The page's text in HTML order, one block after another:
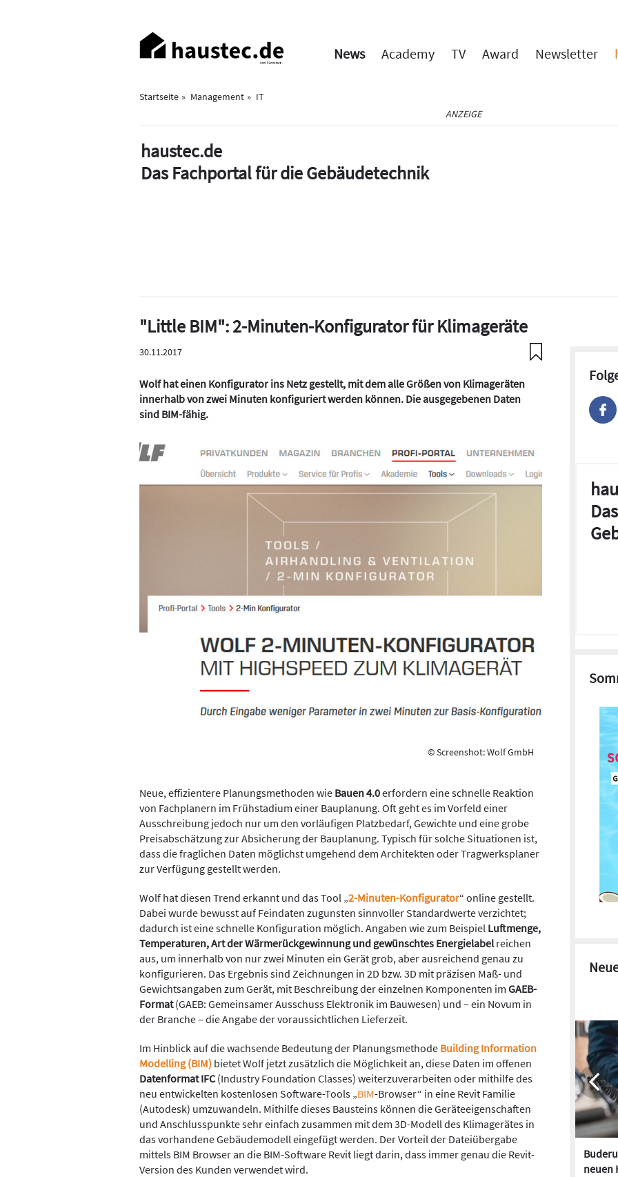
Haupt-
Navigation
News Academy TV Award Newsletter
Startseite Management
IT
ANZEIGE
haustec.de
Das Fachportal für die Gebäudetechnik
"Little BIM": 2-Minuten-Konfigurator für Klimageräte
30.11.2017
Wolf hat einen Konfigurator ins Netz gestellt, mit dem alle Größen von Klimageräten
innerhalb von zwei Minuten konfiguriert werden können. Die ausgegebenen Daten
sind BIM-fähig.
© Screenshot: Wolf GmbH
Neue, effizientere Planungsmethoden wie Bauen 4.0erfordern eine schnelle Reaktion
von Fachplanern im Frühstadium einer Bauplanung. Oft geht es im Vorfeld einer
Ausschreibung jedoch nur um den vorläufigen Platzbedarf, Gewichte und eine grobe
Preisabschätzung zur Absicherung der Bauplanung. Typisch für solche Situationen ist,
dass die fraglichen Daten möglichst umgehend dem Architekten oder Tragwerksplaner
zur Verfügung gestellt werden.
Wolf hat diesen Trend erkannt und das Tool „2-Minuten-Konfigurator“ online gestellt.
Dabei wurde bewusst auf Feindaten zugunsten sinnvoller Standardwerte verzichtet;
dadurch ist eine schnelle Konfiguration möglich. Angaben wie zum Beispiel Luftmenge,
Temperaturen, Art der Wärmerückgewinnung und gewünschtes Energielabel reichen
aus, um innerhalb von nur zwei Minuten ein Gerät grob, aber ausreichend genau zu
konfigurieren. Das Ergebnis sind Zeichnungen in 2D bzw. 3D mit präzisen Maß- und
Gewichtsangaben zum Gerät, mit Beschreibung der einzelnen Komponenten im GAEB-
Format(GAEB: Gemeinsamer Ausschuss Elektronik im Bauwesen) und – ein Novum in
der Branche – die Angabe der voraussichtlichen Lieferzeit.
Im Hinblick auf die wachsende Bedeutung der Planungsmethode Building Information
Modelling (BIM) bietet Wolf jetzt zusätzlich die Möglichkeit an, diese Daten im offenen
Datenformat IFC(Industry Foundation Classes) weiterzuverarbeiten oder mithilfe des
neu entwickelten kostenlosen Software-Tools „BIM-Browser“ in eine Revit Familie
(Autodesk) umzuwandeln. Mithilfe dieses Bausteins können die Geräteeigenschaften
und Anschlusspunkte sehr einfach zusammen mit dem 3D-Modell des Klimagerätes in
das vorhandene Gebäudemodell eingefügt werden. Der Vorteil der Dateiübergabe
mittels BIM Browser an die BIM-Software Revit liegt darin, dass immer genau die Revit-
Version des Kunden verwendet wird.
neuen